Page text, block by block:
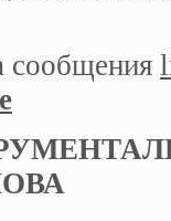
сообщения